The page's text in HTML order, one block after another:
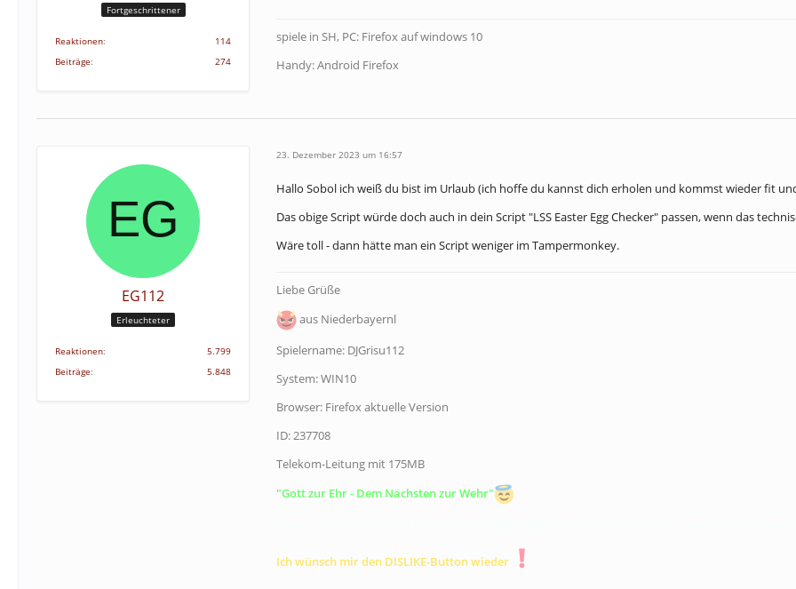
Fortgeschrittener
Reaktionen
114
Beiträge
274
spiele in SH, PC: Firefox auf windows 10
Handy: Android Firefox
EG112
Erleuchteter
Reaktionen
5.799
Beiträge
5.848
23. Dezember 2023 um 16:57
Hallo Sobol ich weiß du bist im Urlaub (ich hoffe du kannst dich erholen und kommst wieder fit
Das obige Script würde doch auch in dein Script "LSS Easter Egg Checker" passen, wenn das
Wäre toll - dann hätte man ein Script weniger im Tampermonkey.
Liebe Grüße
aus Niederbayernl
Spielername: DJGrisu112
System: WIN10
Browser: Firefox aktuelle Version
ID: 237708
Telekom-Leitung mit 175MB
"Gott zur Ehr - Dem Nächsten zur Wehr"
Ich wünsch mir den DISLIKE-Button wieder